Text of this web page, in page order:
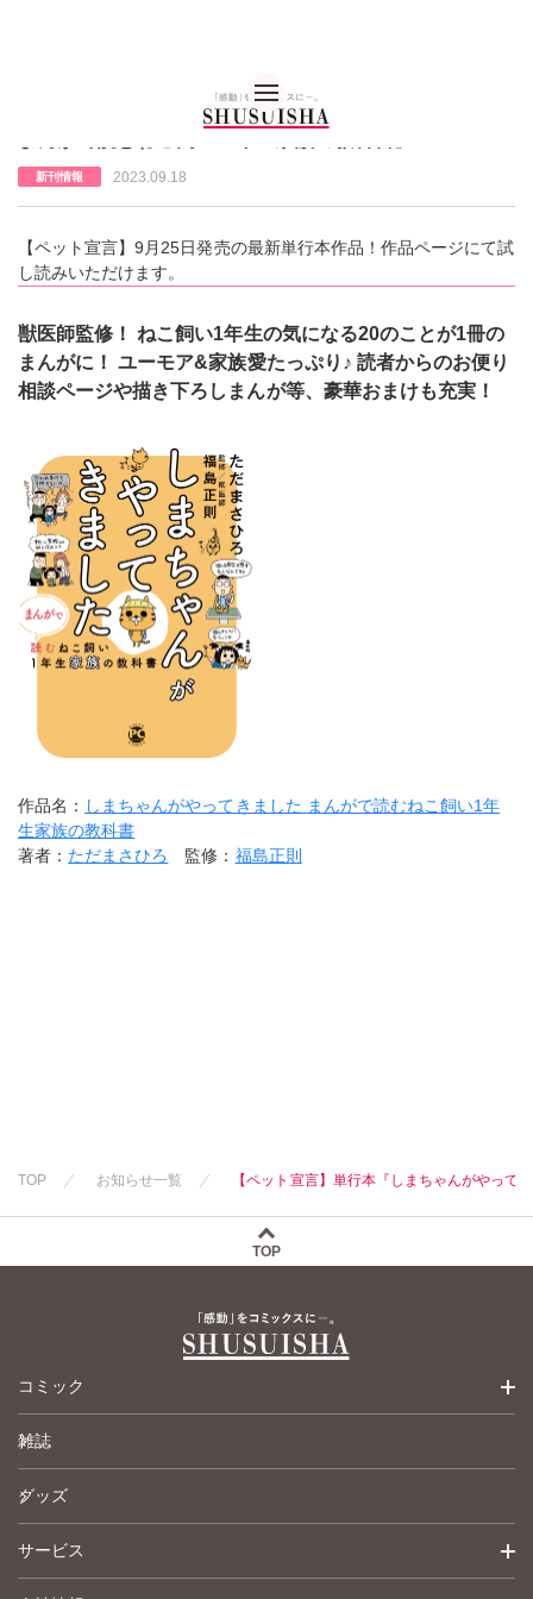
【ペット宣言】単行本『しまちゃんがやってきました
新刊情報 2023.09.18
【ペット宣言】9月25日発売の最新単行本作品！作品ページにて試
し読みいただけます。
獣医師監修！ ねこ飼い1年生の気になる20のことが1冊の
まんがに！ ユーモア&家族愛たっぷり♪ 読者からのお便り
相談ページや描き下ろしまんが等、豪華おまけも充実！
作品名： しまちゃんがやってきました まんがで読むねこ飼い1年
生家族の教科書
著者： ただまさひろ 監修： 福島正則
TOP お知らせ一覧 【ペット宣言】単行本『しまちゃんがやって
TOP
コミック
少女コミック
女性コミック
ペットコミック
雑誌
グッズ
サービス